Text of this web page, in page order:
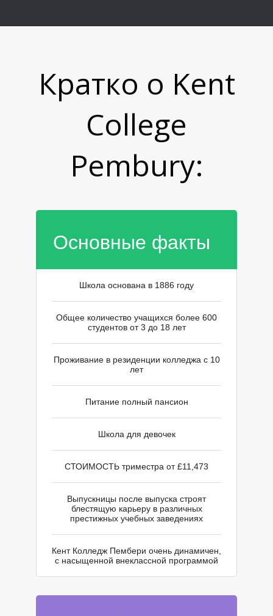
Е
Й
Кратко о Kent
Сollege
Pembury:
Основные факты
Школа основана в 1886 году
Общее количество учащихся более 600
студентов от 3 до 18 лет
Проживание в резиденции колледжа с 10
лет
Питание полный пансион
Школа для девочек
СТОИМОСТЬ триместра от £11,473
Выпускницы после выпуска строят
блестящую карьеру в различных
престижных учебных заведениях
Кент Колледж Пембери очень динамичен,
с насыщенной внеклассной программой